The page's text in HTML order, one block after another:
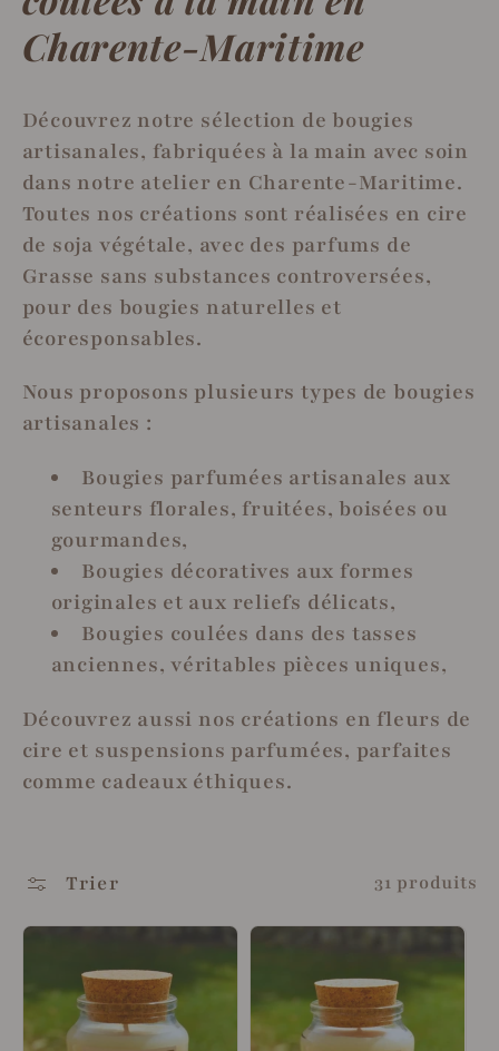
l
e
c
t
i
o
n
:
Charente-Maritime
Découvrez notre sélection de bougies
artisanales, fabriquées à la main avec soin
dans notre atelier en Charente-Maritime.
Toutes nos créations sont réalisées en cire
de soja végétale, avec des parfums de
Grasse sans substances controversées,
pour des bougies naturelles et
écoresponsables.
Nous proposons plusieurs types de bougies
artisanales :
Bougies parfumées artisanales aux
senteurs florales, fruitées, boisées ou
gourmandes,
Bougies décoratives aux formes
originales et aux reliefs délicats,
Bougies coulées dans des tasses
anciennes, véritables pièces uniques,
Découvrez aussi nos créations en fleurs de
cire et suspensions parfumées, parfaites
comme cadeaux éthiques.
Trier 31 produits